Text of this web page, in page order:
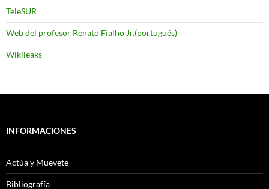
TeleSUR
Web del profesor Renato Fialho Jr.(portugués)
Wikileaks
INFORMACIONES
Actúa y Muevete
Bibliografía